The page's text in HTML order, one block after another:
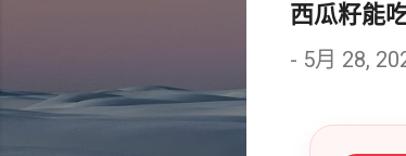
西瓜籽能
- 5月 28,